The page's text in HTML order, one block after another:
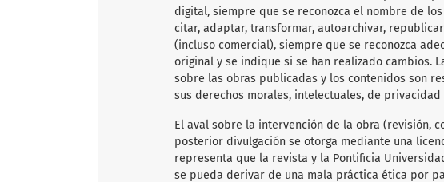
digital, siempre que se reconozca el nombre de
citar, adaptar, transformar, autoarchivar,
(incluso comercial), siempre que se reconozca
original y se indique si se han realizado cambios.
sobre las obras publicadas y los contenidos son
sus derechos morales, intelectuales, de
El aval sobre la intervención de la obra (revisión,
posterior divulgación se otorga mediante una
representa que la revista y la Pontificia
se pueda derivar de una mala práctica ética por